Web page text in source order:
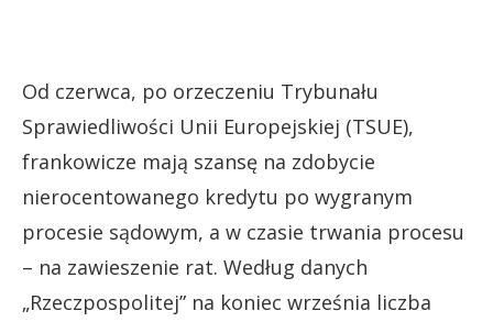
Od czerwca, po orzeczeniu Trybunału
Sprawiedliwości Unii Europejskiej (TSUE),
frankowicze mają szansę na zdobycie
nierocentowanego kredytu po wygranym
procesie sądowym, a w czasie trwania procesu
– na zawieszenie rat. Według danych
„Rzeczpospolitej” na koniec września liczba